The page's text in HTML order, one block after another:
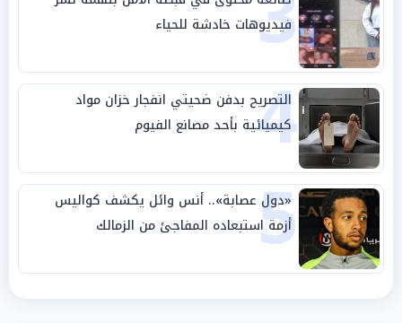
فيديوهات خادشة للحياء
4
التصريح بدفن ضحيتي انفجار خزان مواد
كيميائية بأحد مصانع الفيوم
5
«دول عصابة».. أنس وائل يكشف كواليس
أزمة استبعاده المفاجئ من الزمالك